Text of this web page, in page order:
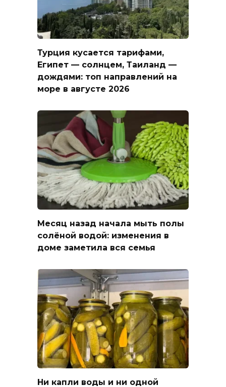
Турция кусается тарифами,
Египет — солнцем, Таиланд —
дождями: топ направлений на
море в августе 2026
Месяц назад начала мыть полы
солёной водой: изменения в
доме заметила вся семья
Ни капли воды и ни одной